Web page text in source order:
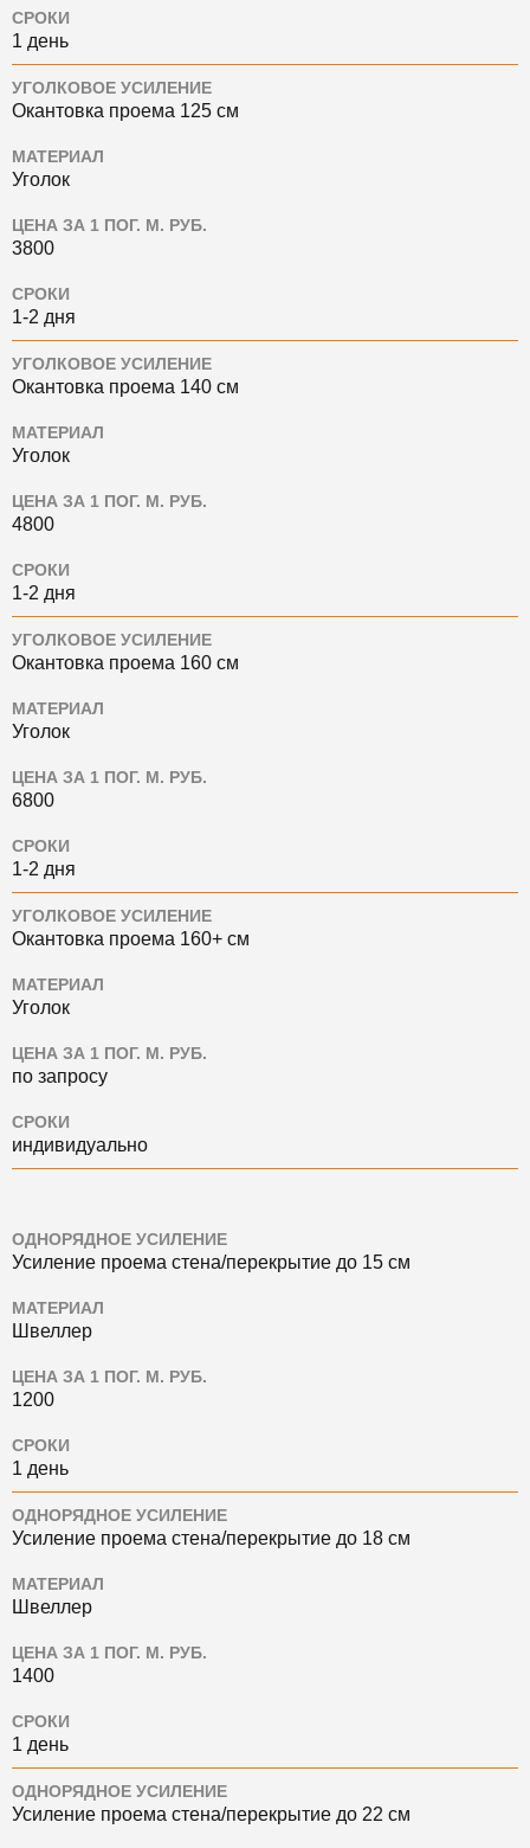
СРОКИ
1 день
УГОЛКОВОЕ УСИЛЕНИЕ
Окантовка проема 125 см
МАТЕРИАЛ
Уголок
ЦЕНА ЗА 1 ПОГ. М. РУБ.
3800
СРОКИ
1-2 дня
УГОЛКОВОЕ УСИЛЕНИЕ
Окантовка проема 140 см
МАТЕРИАЛ
Уголок
ЦЕНА ЗА 1 ПОГ. М. РУБ.
4800
СРОКИ
1-2 дня
УГОЛКОВОЕ УСИЛЕНИЕ
Окантовка проема 160 см
МАТЕРИАЛ
Уголок
ЦЕНА ЗА 1 ПОГ. М. РУБ.
6800
СРОКИ
1-2 дня
УГОЛКОВОЕ УСИЛЕНИЕ
Окантовка проема 160+ см
МАТЕРИАЛ
Уголок
ЦЕНА ЗА 1 ПОГ. М. РУБ.
по запросу
СРОКИ
индивидуально
ОДНОРЯДНОЕ УСИЛЕНИЕ
Усиление проема стена/перекрытие до 15 см
МАТЕРИАЛ
Швеллер
ЦЕНА ЗА 1 ПОГ. М. РУБ.
1200
СРОКИ
1 день
ОДНОРЯДНОЕ УСИЛЕНИЕ
Усиление проема стена/перекрытие до 18 см
МАТЕРИАЛ
Швеллер
ЦЕНА ЗА 1 ПОГ. М. РУБ.
1400
СРОКИ
1 день
ОДНОРЯДНОЕ УСИЛЕНИЕ
Усиление проема стена/перекрытие до 22 см